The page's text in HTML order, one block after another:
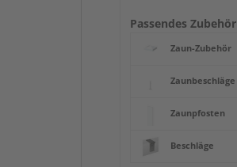
Passendes Zubehör
Zaun-Zubehör
Zaunbeschläge
Zaunpfosten
Beschläge